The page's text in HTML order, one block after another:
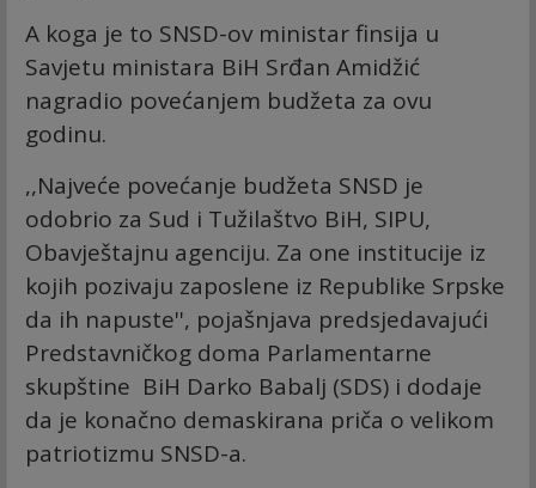
A koga je to SNSD-ov ministar finsija u
Savjetu ministara BiH Srđan Amidžić
nagradio povećanjem budžeta za ovu
godinu.
,,Najveće povećanje budžeta SNSD je
odobrio za Sud i Tužilaštvo BiH, SIPU,
Obavještajnu agenciju. Za one institucije iz
kojih pozivaju zaposlene iz Republike Srpske
da ih napuste'', pojašnjava predsjedavajući
Predstavničkog doma Parlamentarne
skupštine BiH Darko Babalj (SDS) i dodaje
da je konačno demaskirana priča o velikom
patriotizmu SNSD-a.